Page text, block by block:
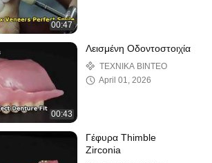
00:47
00:43
Λεισμένη Οδοντοστοιχία
ΤΕΧΝΙΚΑ ΒΙΝΤΕΟ
April 01, 2026
Γέφυρα Thimble
Zirconia